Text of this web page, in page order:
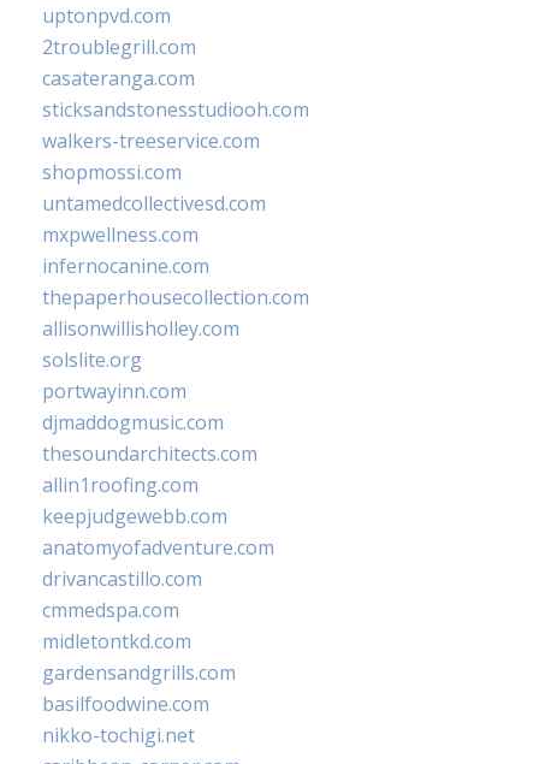
uptonpvd.com
2troublegrill.com
casateranga.com
sticksandstonesstudiooh.com
walkers-treeservice.com
shopmossi.com
untamedcollectivesd.com
mxpwellness.com
infernocanine.com
thepaperhousecollection.com
allisonwillisholley.com
solslite.org
portwayinn.com
djmaddogmusic.com
thesoundarchitects.com
allin1roofing.com
keepjudgewebb.com
anatomyofadventure.com
drivancastillo.com
cmmedspa.com
midletontkd.com
gardensandgrills.com
basilfoodwine.com
nikko-tochigi.net